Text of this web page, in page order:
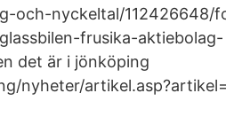
och-nyckeltal/112426648/
frusika-
det är i jönköping
nyheter/